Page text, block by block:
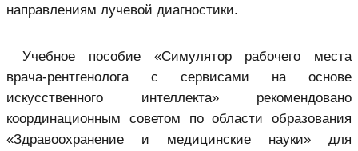
направлениям лучевой диагностики.
Учебное пособие «Симулятор рабочего места
врача-рентгенолога с сервисами на основе
искусственного интеллекта» рекомендовано
координационным советом по области образования
«Здравоохранение и медицинские науки» для